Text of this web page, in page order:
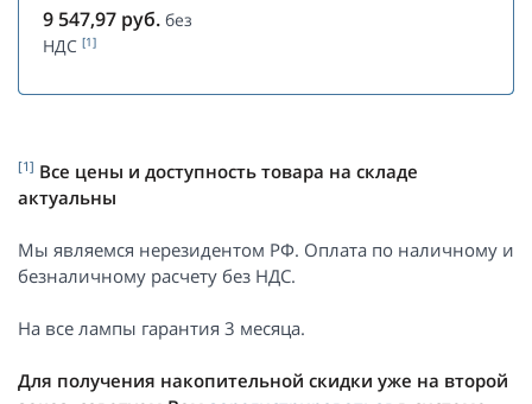
9 547,97 руб. без
НДС [1]
[1] Все цены и доступность товара на складе
актуальны
Мы являемся нерезидентом РФ. Оплата по наличному и
безналичному расчету без НДС.
На все лампы гарантия 3 месяца.
Для получения накопительной скидки уже на второй